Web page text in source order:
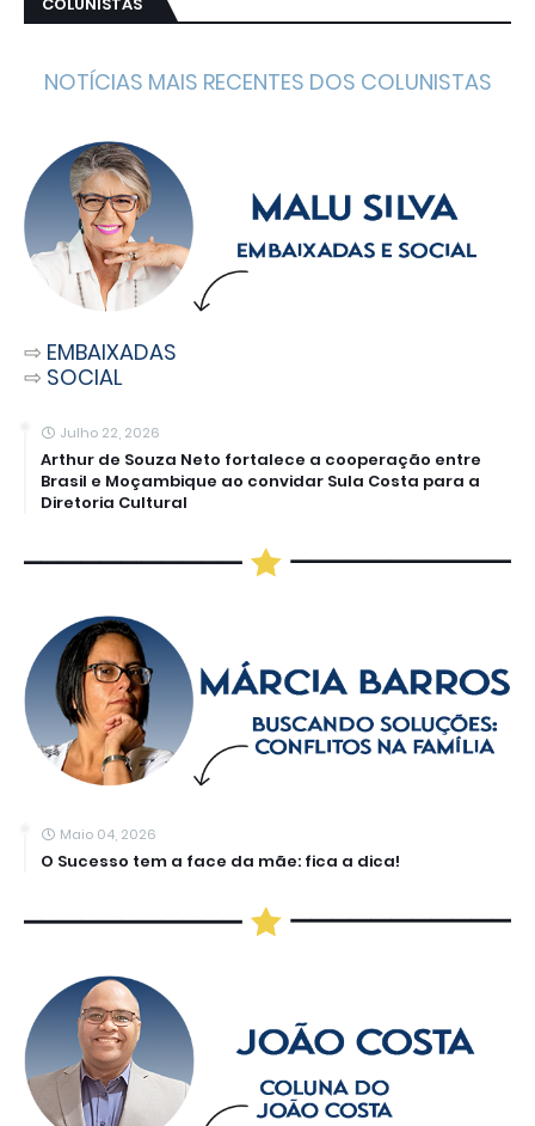
NOTÍCIAS MAIS RECENTES DOS COLUNISTAS
⇨ EMBAIXADAS
⇨ SOCIAL
Julho 22, 2026
Arthur de Souza Neto fortalece a cooperação entre
Brasil e Moçambique ao convidar Sula Costa para a
Diretoria Cultural
Maio 04, 2026
O Sucesso tem a face da mãe: fica a dica!